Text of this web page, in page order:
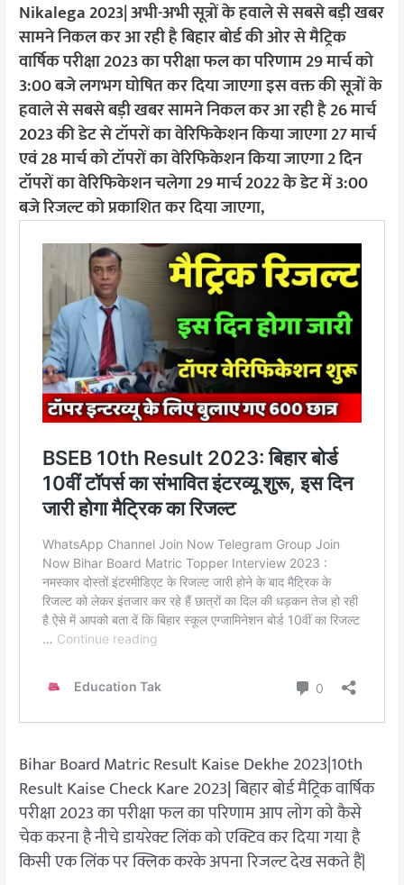
Nikalega 2023| अभी-अभी सूत्रों के हवाले से सबसे बड़ी खबर
सामने निकल कर आ रही है बिहार बोर्ड की ओर से मैट्रिक
वार्षिक परीक्षा 2023 का परीक्षा फल का परिणाम 29 मार्च को
3:00 बजे लगभग घोषित कर दिया जाएगा इस वक्त की सूत्रों के
हवाले से सबसे बड़ी खबर सामने निकल कर आ रही है 26 मार्च
2023 की डेट से टॉपरों का वेरिफिकेशन किया जाएगा 27 मार्च
एवं 28 मार्च को टॉपरों का वेरिफिकेशन किया जाएगा 2 दिन
टॉपरों का वेरिफिकेशन चलेगा 29 मार्च 2022 के डेट में 3:00
बजे रिजल्ट को प्रकाशित कर दिया जाएगा,
Bihar Board Matric Result Kaise Dekhe 2023|10th
Result Kaise Check Kare 2023|बिहार बोर्ड मैट्रिक वार्षिक
परीक्षा 2023 का परीक्षा फल का परिणाम आप लोग को कैसे
चेक करना है नीचे डायरेक्ट लिंक को एक्टिव कर दिया गया है
किसी एक लिंक पर क्लिक करके अपना रिजल्ट देख सकते हैं|